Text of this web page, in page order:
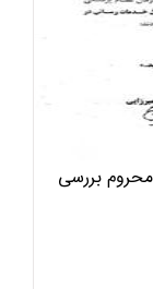
بررسی